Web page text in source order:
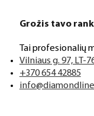
Aukštos
Mes siūlome tik
Tai profesionalių
Vilniaus g. 97, LT-
+370 654 42885